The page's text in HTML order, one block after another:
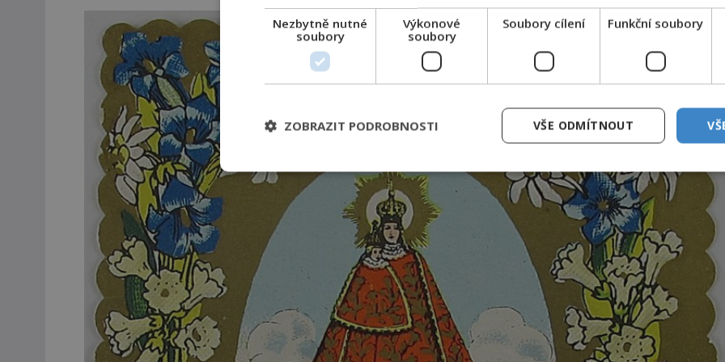
Nezbytně nutné
soubory
Výkonové
soubory
Soubory cílení Funkční soubory
VŠE ODMÍTNOUT
ZOBRAZIT PODROBNOSTI